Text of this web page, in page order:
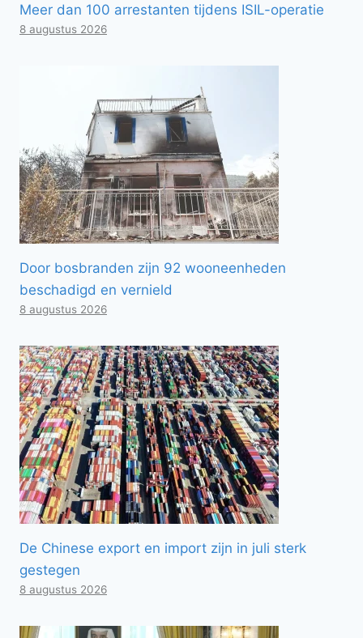
Meer dan 100 arrestanten tijdens ISIL-operatie
8 augustus 2026
Door bosbranden zijn 92 wooneenheden
beschadigd en vernield
8 augustus 2026
De Chinese export en import zijn in juli sterk
gestegen
8 augustus 2026